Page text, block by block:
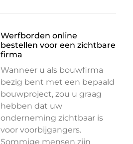
Werfborden online
bestellen voor een zichtbare
firma
Wanneer u als bouwfirma
bezig bent met een bepaald
bouwproject, zou u graag
hebben dat uw
onderneming zichtbaar is
voor voorbijgangers.
Sommige mensen zijn